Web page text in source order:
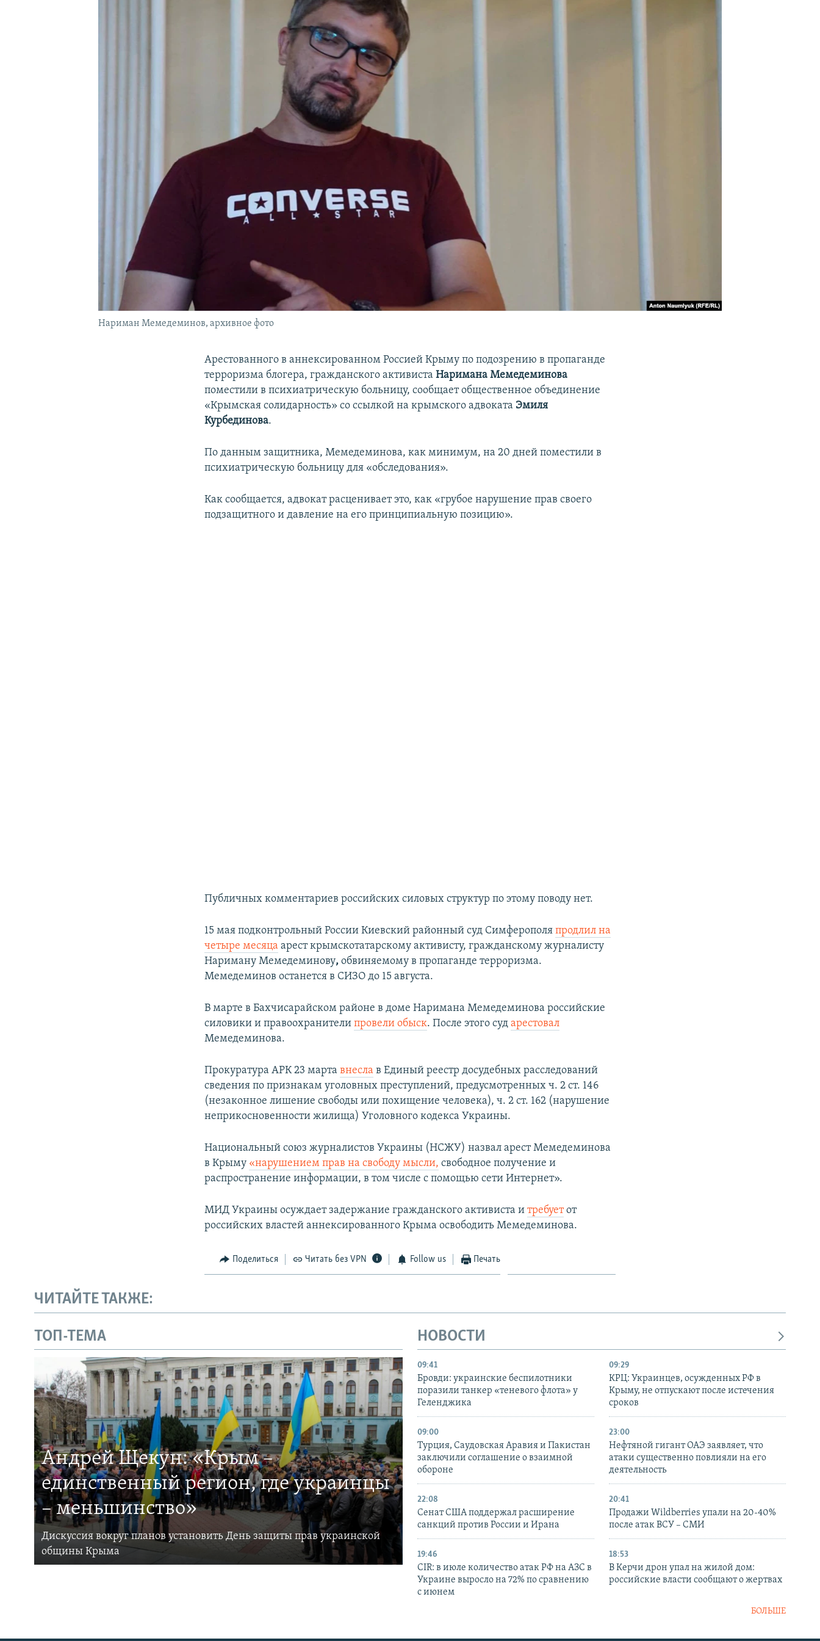
Нариман Мемедеминов, архивное фото
Арестованного в аннексированном Россией Крыму по подозрению в пропаганде
терроризма блогера, гражданского активистаНаримана Мемедеминова
поместили в психиатрическую больницу, сообщает общественное объединение
«Крымская солидарность» со ссылкой на крымского адвоката Эмиля
Курбединова.
По данным защитника, Мемедеминова, как минимум, на 20 дней поместили в
психиатрическую больницу для «обследования».
Как сообщается, адвокат расценивает это, как «грубое нарушение прав своего
подзащитного и давление на его принципиальную позицию».
Публичных комментариев российских силовых структур по этому поводу нет.
15 мая подконтрольный России Киевский районный суд Симферополяпродлил на
четыре месяца арест крымскотатарскому активисту, гражданскому журналисту
Нариману Мемедеминову, обвиняемому в пропаганде терроризма.
Мемедеминов останется в СИЗО до 15 августа.
В марте в Бахчисарайском районе в доме Наримана Мемедеминова российские
силовики и правоохранителипровели обыск. После этого сударестовал
Мемедеминова.​
Прокуратура АРК 23 мартавнесла в Единый реестр досудебных расследований
сведения по признакам уголовных преступлений, предусмотренных ч. 2 ст. 146
(незаконное лишение свободы или похищение человека), ч. 2 ст. 162 (нарушение
неприкосновенности жилища) Уголовного кодекса Украины.
Национальный союз журналистов Украины (НСЖУ) назвал арест Мемедеминова
в Крыму «нарушением прав на свободу мысли, свободное получение и
распространение информации, в том числе с помощью сети Интернет».
МИД Украины осуждает задержание гражданского активиста итребуетот
российских властей аннексированного Крыма освободить Мемедеминова.
Поделиться Читать без VPN Follow us Печать
ЧИТАЙТЕ ТАКЖЕ:
ТОП-ТЕМА
Андрей Щекун: «Крым –
единственный регион, где украинцы
– меньшинство»
Дискуссия вокруг планов установить День защиты прав украинской
общины Крыма
НОВОСТИ
09:41
Бровди: украинские беспилотники
поразили танкер «теневого флота» у
Геленджика
09:29
КРЦ: Украинцев, осужденных РФ в
Крыму, не отпускают после истечения
сроков
09:00
Турция, Саудовская Аравия и Пакистан
заключили соглашение о взаимной
обороне
23:00
Нефтяной гигант ОАЭ заявляет, что
атаки существенно повлияли на его
деятельность
22:08
Сенат США поддержал расширение
санкций против России и Ирана
20:41
Продажи Wildberries упали на 20-40%
после атак ВСУ – СМИ
19:46
CIR: в июле количество атак РФ на АЗС в
Украине выросло на 72% по сравнению
с июнем
18:53
В Керчи дрон упал на жилой дом:
российские власти сообщают о жертвах
БОЛЬШЕ